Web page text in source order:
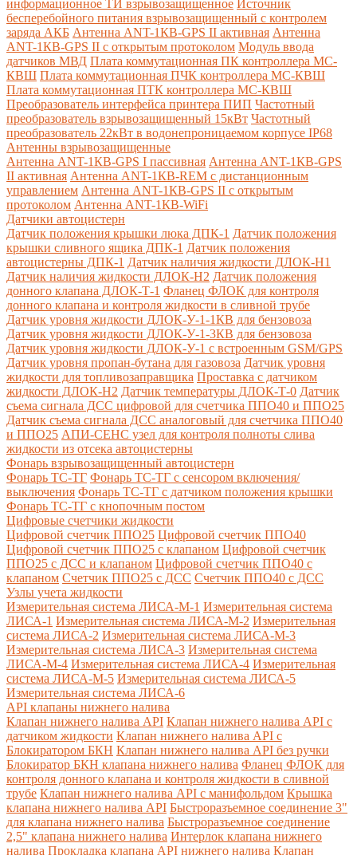
информационное ТИ взрывозащищенное Источник
бесперебойного питания взрывозащищенный с контролем
заряда АКБ Антенна ANT-1КВ-GPS II активная Антенна
ANT-1КВ-GPS II с открытым протоколом Модуль ввода
датчиков МВД Плата коммутационная ПК контроллера МС-
КВШ Плата коммутационная ПЧК контроллера МС-КВШ
Плата коммутационная ПТК контроллера МС-КВШ
Преобразователь интерфейса принтера ПИП Частотный
преобразователь взрывозащищенный 15кВт Частотный
преобразователь 22кВт в водонепроницаемом корпусе IP68
Антенны взрывозащищенные
Антенна ANT-1КВ-GPS I пассивная Антенна ANT-1КВ-GPS
II активная Антенна ANT-1КВ-REM c дистанционным
управлением Антенна ANT-1КВ-GPS II с открытым
протоколом Антенна ANT-1КВ-WiFi
Датчики автоцистерн
Датчик положения крышки люка ДПК-1 Датчик положения
крышки сливного ящика ДПК-1 Датчик положения
автоцистерны ДПК-1 Датчик наличия жидкости ДЛОК-Н1
Датчик наличия жидкости ДЛОК-Н2 Датчик положения
донного клапана ДЛОК-Т-1 Фланец ФЛОК для контроля
донного клапана и контроля жидкости в сливной трубе
Датчик уровня жидкости ДЛОК-У-1-1КВ для бензовоза
Датчик уровня жидкости ДЛОК-У-1-3КВ для бензовоза
Датчик уровня жидкости ДЛОК-У-1 с встроенным GSM/GPS
Датчик уровня пропан-бутана для газовоза Датчик уровня
жидкости для топливозаправщика Проставка с датчиком
жидкости ДЛОК-Н2 Датчик температуры ДЛОК-Т-0 Датчик
съема сигнала ДСС цифровой для счетчика ППО40 и ППО25
Датчик съема сигнала ДСС аналоговый для счетчика ППО40
и ППО25 АПИ-СЕНС узел для контроля полноты слива
жидкости из отсека автоцистерны
Фонарь взрывозащищенный автоцистерн
Фонарь ТС-ТГ Фонарь ТС-ТГ с сенсором включения/
выключения Фонарь ТС-ТГ с датчиком положения крышки
Фонарь ТС-ТГ с кнопочным постом
Цифровые счетчики жидкости
Цифровой счетчик ППО25 Цифровой счетчик ППО40
Цифровой счетчик ППО25 с клапаном Цифровой счетчик
ППО25 с ДСС и клапаном Цифровой счетчик ППО40 с
клапаном Счетчик ППО25 с ДСС Счетчик ППО40 с ДСС
Узлы учета жидкости
Измерительная система ЛИСА-М-1 Измерительная система
ЛИСА-1 Измерительная система ЛИСА-М-2 Измерительная
система ЛИСА-2 Измерительная система ЛИСА-М-3
Измерительная система ЛИСА-3 Измерительная система
ЛИСА-М-4 Измерительная система ЛИСА-4 Измерительная
система ЛИСА-М-5 Измерительная система ЛИСА-5
Измерительная система ЛИСА-6
API клапаны нижнего налива
Клапан нижнего налива API Клапан нижнего налива API с
датчиком жидкости Клапан нижнего налива API с
Блокиратором БКН Клапан нижнего налива API без ручки
Блокиратор БКН клапана нижнего налива Фланец ФЛОК для
контроля донного клапана и контроля жидкости в сливной
трубе Клапан нижнего налива API с манифольдом Крышка
клапана нижнего налива API Быстроразъемное соединение 3"
для клапана нижнего налива Быстроразъемное соединение
2,5" клапана нижнего налива Интерлок клапана нижнего
налива Прокладка клапана API нижнего налива Клапан